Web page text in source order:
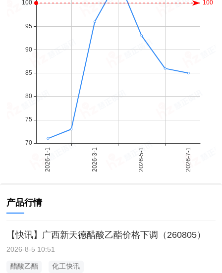
产品行情
【快讯】广西新天德醋酸乙酯价格下调（260805）
2026-8-5 10:51
醋酸乙酯 化工快讯